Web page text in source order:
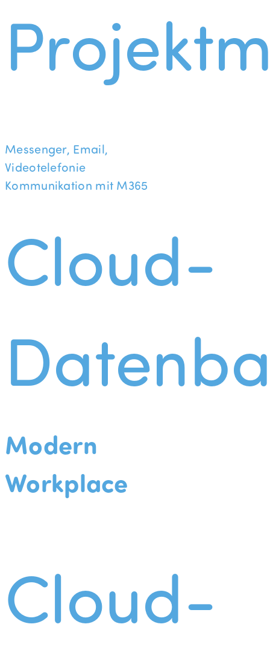
Messenger, Email,
Videotelefonie
Kommunikation mit M365
Cloud-
Modern
Workplace
Cloud-